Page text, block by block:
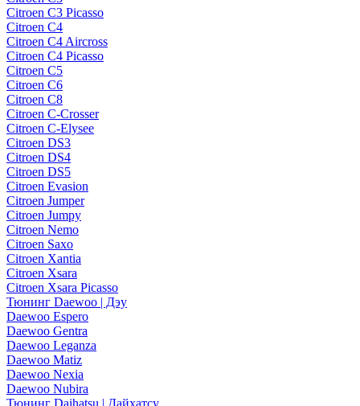
Citroen C3 Picasso
Citroen C4
Citroen C4 Aircross
Citroen C4 Picasso
Citroen C5
Citroen C6
Citroen C8
Citroen C-Crosser
Citroen C-Elysee
Citroen DS3
Citroen DS4
Citroen DS5
Citroen Evasion
Citroen Jumper
Citroen Jumpy
Citroen Nemo
Citroen Saxo
Citroen Xantia
Citroen Xsara
Citroen Xsara Picasso
Тюнинг Daewoo | Дэу
Daewoo Espero
Daewoo Gentra
Daewoo Leganza
Daewoo Matiz
Daewoo Nexia
Daewoo Nubira
Тюнинг Daihatsu | Дайхатсу